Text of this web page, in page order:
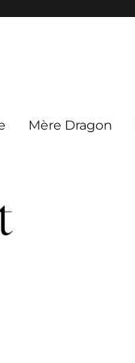
Mère Dragon